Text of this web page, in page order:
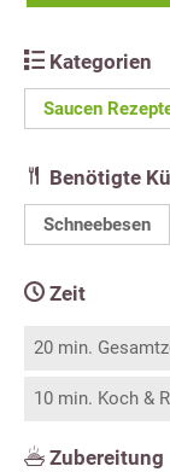
Kategorien
Saucen
Benötigte
Schneebesen
Zeit
20 min.
10 min. Koch &
Zubereitung